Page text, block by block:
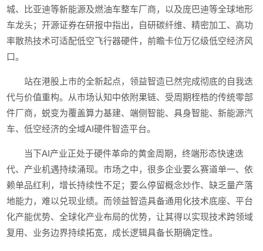
城、比亚迪等新能源及燃油车整车厂商，以及庞巴迪等全球地形
车龙头；开源证券在研报中指出，自研碳纤维、精密加工、高功
率散热技术可适配低空飞行器硬件，前瞻卡位万亿级低空经济风
口。
站在港股上市的全新起点，领益智造已然完成彻底的自我迭
代与价值重构。从市场认知中依附果链、受周期桎梏的传统零部
件厂商，蜕变为覆盖算力基建、端侧智能、具身智能、新能源汽
车、低空经济的全域AI硬件智造平台。
当下AI产业正处于硬件革命的黄金周期，终端形态快速迭
代、产业机遇持续涌现。市场之中，很多企业要么赛道单一、依
赖单品红利，增长持续性不足；要么停留概念炒作、缺乏量产落
地能力，难以兑现业绩。而领益智造具备通用化技术底座、平台
化产能优势、全球化产业布局的优势，让其得以实现技术跨领域
复用、业务边界持续拓宽，成长逻辑具备长期确定性。